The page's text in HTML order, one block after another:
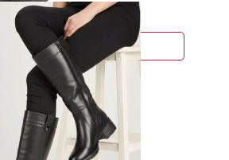
8 540 руб.
Подробнее